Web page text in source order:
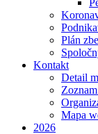
Plán
Kontakt
Detail
Mapa
2026